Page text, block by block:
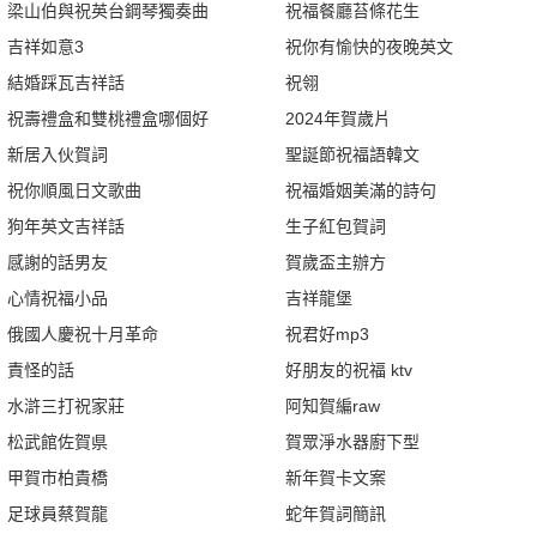
梁山伯與祝英台鋼琴獨奏曲
吉祥如意3
結婚踩瓦吉祥話
祝壽禮盒和雙桃禮盒哪個好
新居入伙賀詞
祝你順風日文歌曲
狗年英文吉祥話
感謝的話男友
心情祝福小品
俄國人慶祝十月革命
責怪的話
水滸三打祝家莊
松武館佐賀県
甲賀市柏貴橋
足球員蔡賀龍
祝福餐廳苔條花生
祝你有愉快的夜晚英文
祝翎
2024年賀歲片
聖誕節祝福語韓文
祝福婚姻美滿的詩句
生子紅包賀詞
賀歲盃主辦方
吉祥龍堡
祝君好mp3
好朋友的祝福 ktv
阿知賀編raw
賀眾淨水器廚下型
新年賀卡文案
蛇年賀詞簡訊